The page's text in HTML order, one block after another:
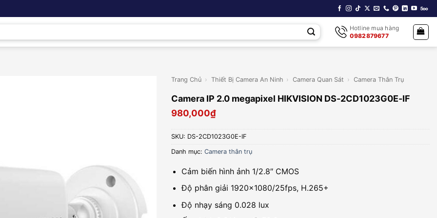
Hotline mua hàng
0982879677
Trang Chủ › Thiết Bị Camera An Ninh › Camera Quan Sát › Camera Thân Trụ
Camera IP 2.0 megapixel HIKVISION DS-2CD1023G0E-IF
980,000₫
SKU: DS-2CD1023G0E-IF
Danh mục: Camera thân trụ
Cảm biến hình ảnh 1/2.8″ CMOS
Độ phân giải 1920×1080/25fps, H.265+
Độ nhạy sáng 0.028 lux